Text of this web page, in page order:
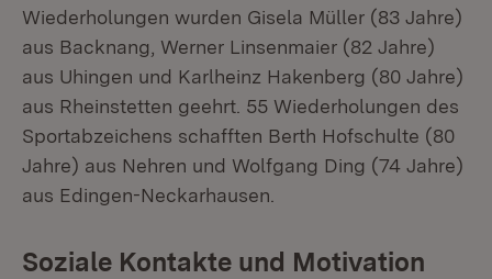
Wiederholungen wurden Gisela Müller (83 Jahre)
aus Backnang, Werner Linsenmaier (82 Jahre)
aus Uhingen und Karlheinz Hakenberg (80 Jahre)
aus Rheinstetten geehrt. 55 Wiederholungen des
Sportabzeichens schafften Berth Hofschulte (80
Jahre) aus Nehren und Wolfgang Ding (74 Jahre)
aus Edingen-Neckarhausen.
Soziale Kontakte und Motivation